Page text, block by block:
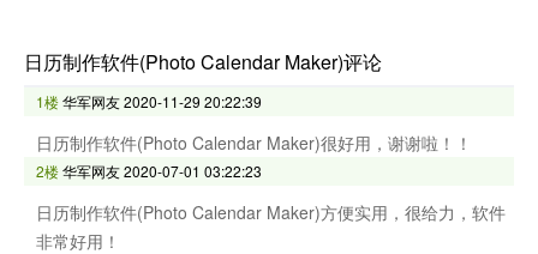
日历制作软件(Photo Calendar Maker)评论
1楼华军网友2020-11-29 20:22:39
日历制作软件(Photo Calendar Maker)很好用，谢谢啦！！
2楼华军网友2020-07-01 03:22:23
日历制作软件(Photo Calendar Maker)方便实用，很给力，软件
非常好用！